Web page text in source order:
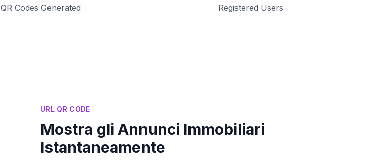
QR Codes Generated Registered Users
URL QR CODE
Mostra gli Annunci Immobiliari
Istantaneamente